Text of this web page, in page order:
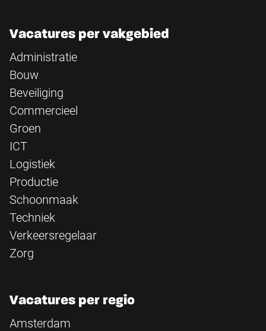
Vacatures per vakgebied
Administratie
Bouw
Beveiliging
Commercieel
Groen
ICT
Logistiek
Productie
Schoonmaak
Techniek
Verkeersregelaar
Zorg
Vacatures per regio
Amsterdam